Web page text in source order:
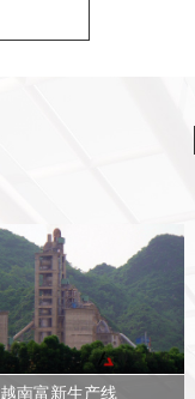
越南富新生产线